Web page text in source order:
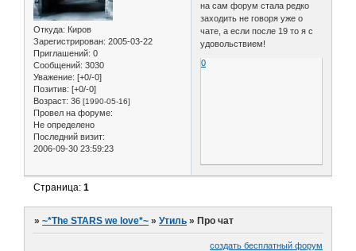
Откуда: Киров
Зарегистрирован: 2005-03-22
Приглашений: 0
Сообщений: 3030
Уважение: [+0/-0]
Позитив: [+0/-0]
Возраст: 36 [1990-05-16]
Провел на форуме:
Не определено
Последний визит:
2006-09-30 23:59:23
на сам форум стала редко
заходить не говоря уже о
чате, а если после 19 то я с
удовольствием!
0
Страница:1
»~*The STARS we love*~ »Утиль »Про чат
создать бесплатный форум